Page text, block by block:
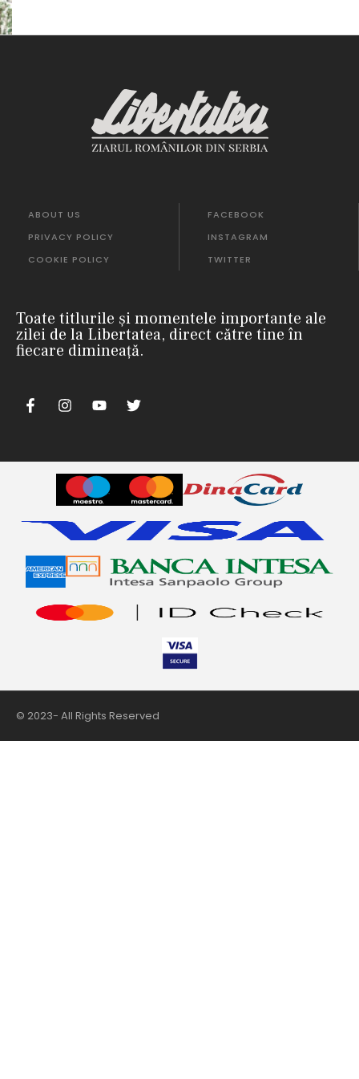
ABOUT US
PRIVACY POLICY
COOKIE POLICY
FACEBOOK
INSTAGRAM
TWITTER
Toate titlurile și momentele importante ale
zilei de la Libertatea, direct către tine în
fiecare dimineață.
© 2023- All Rights Reserved